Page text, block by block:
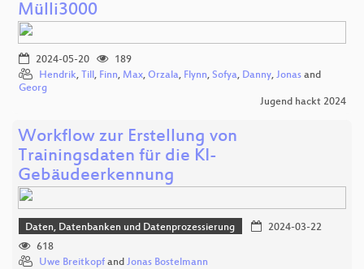
Mülli3000
2024-05-20
189
Hendrik, Till, Finn, Max, Orzala, Flynn, Sofya, Danny, Jonas and
Georg
Jugend hackt 2024
Workflow zur Erstellung von
Trainingsdaten für die KI-
Gebäudeerkennung
Daten, Datenbanken und Datenprozessierung
2024-03-22
618
Uwe Breitkopf and Jonas Bostelmann